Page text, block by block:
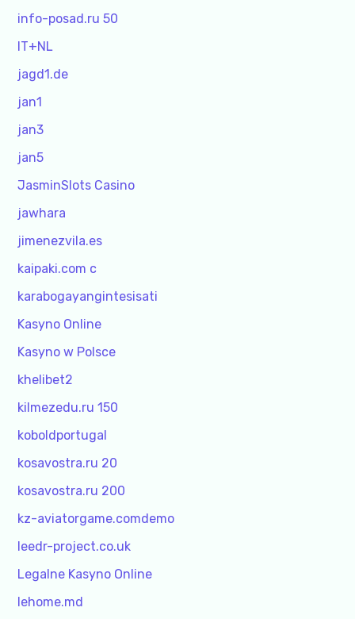
info-posad.ru 50
IT+NL
jagd1.de
jan1
jan3
jan5
JasminSlots Casino
jawhara
jimenezvila.es
kaipaki.com c
karabogayangintesisati
Kasyno Online
Kasyno w Polsce
khelibet2
kilmezedu.ru 150
koboldportugal
kosavostra.ru 20
kosavostra.ru 200
kz-aviatorgame.comdemo
leedr-project.co.uk
Legalne Kasyno Online
lehome.md